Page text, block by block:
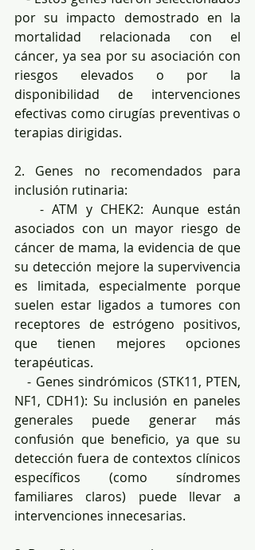
por su impacto demostrado en la
mortalidad relacionada con el
cáncer, ya sea por su asociación con
riesgos elevados o por la
disponibilidad de intervenciones
efectivas como cirugías preventivas o
terapias dirigidas.
2. Genes no recomendados para
inclusión rutinaria:
asociados con un mayor riesgo de
cáncer de mama, la evidencia de que
su detección mejore la supervivencia
es limitada, especialmente porque
suelen estar ligados a tumores con
receptores de estrógeno positivos,
que tienen mejores opciones
terapéuticas.
   - Genes sindrómicos (STK11, PTEN,
NF1, CDH1): Su inclusión en paneles
generales puede generar más
confusión que beneficio, ya que su
detección fuera de contextos clínicos
específicos (como síndromes
familiares claros) puede llevar a
intervenciones innecesarias.